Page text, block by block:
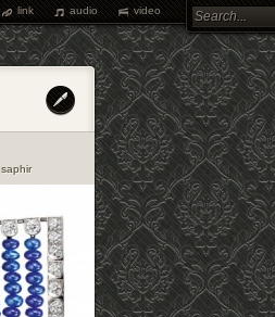
link audio video
saphir